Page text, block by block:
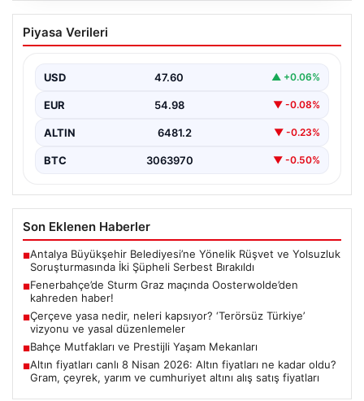
Fenerbahçe’de Sturm Graz maçında
Oosterwolde’den kahreden haber!
Piyasa Verileri
USD 47.60 ▲ +0.06%
EUR 54.98 ▼ -0.08%
ALTIN 6481.2 ▼ -0.23%
BTC 3063970 ▼ -0.50%
Son Eklenen Haberler
■Antalya Büyükşehir Belediyesi’ne Yönelik Rüşvet ve Yolsuzluk
Soruşturmasında İki Şüpheli Serbest Bırakıldı
■Fenerbahçe’de Sturm Graz maçında Oosterwolde’den
kahreden haber!
■Çerçeve yasa nedir, neleri kapsıyor? ‘Terörsüz Türkiye’
vizyonu ve yasal düzenlemeler
■Bahçe Mutfakları ve Prestijli Yaşam Mekanları
■Altın fiyatları canlı 8 Nisan 2026: Altın fiyatları ne kadar oldu?
Gram, çeyrek, yarım ve cumhuriyet altını alış satış fiyatları